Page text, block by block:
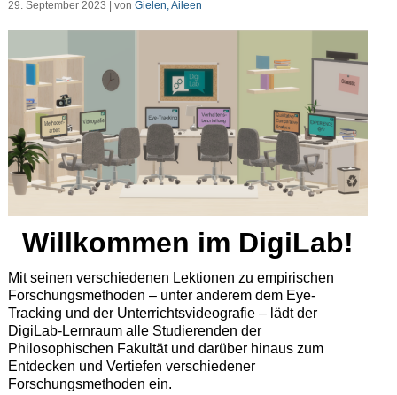
29. September 2023 | von Gielen, Aileen
Willkommen im DigiLab!
Mit seinen verschiedenen Lektionen zu empirischen
Forschungsmethoden – unter anderem dem Eye-
Tracking und der Unterrichtsvideografie – lädt der
DigiLab-Lernraum alle Studierenden der
Philosophischen Fakultät und darüber hinaus zum
Entdecken und Vertiefen verschiedener
Forschungsmethoden ein.